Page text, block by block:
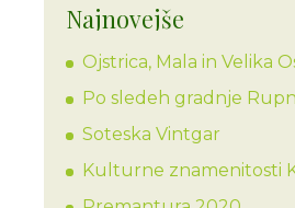
Najnovejše
Ojstrica, Mala in Velika
Po sledeh gradnje
Soteska Vintgar
Kulturne znamenitosti